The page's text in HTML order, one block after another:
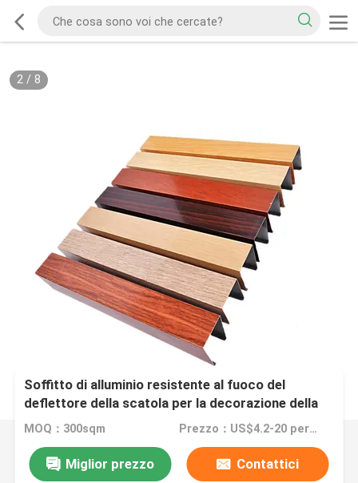
2/ 8
Soffitto di alluminio resistente al fuoco del
deflettore della scatola per la decorazione della
parete esterna
MOQ：300sqm Prezzo：US$4.2-20 per sqm
Miglior prezzo Contattici